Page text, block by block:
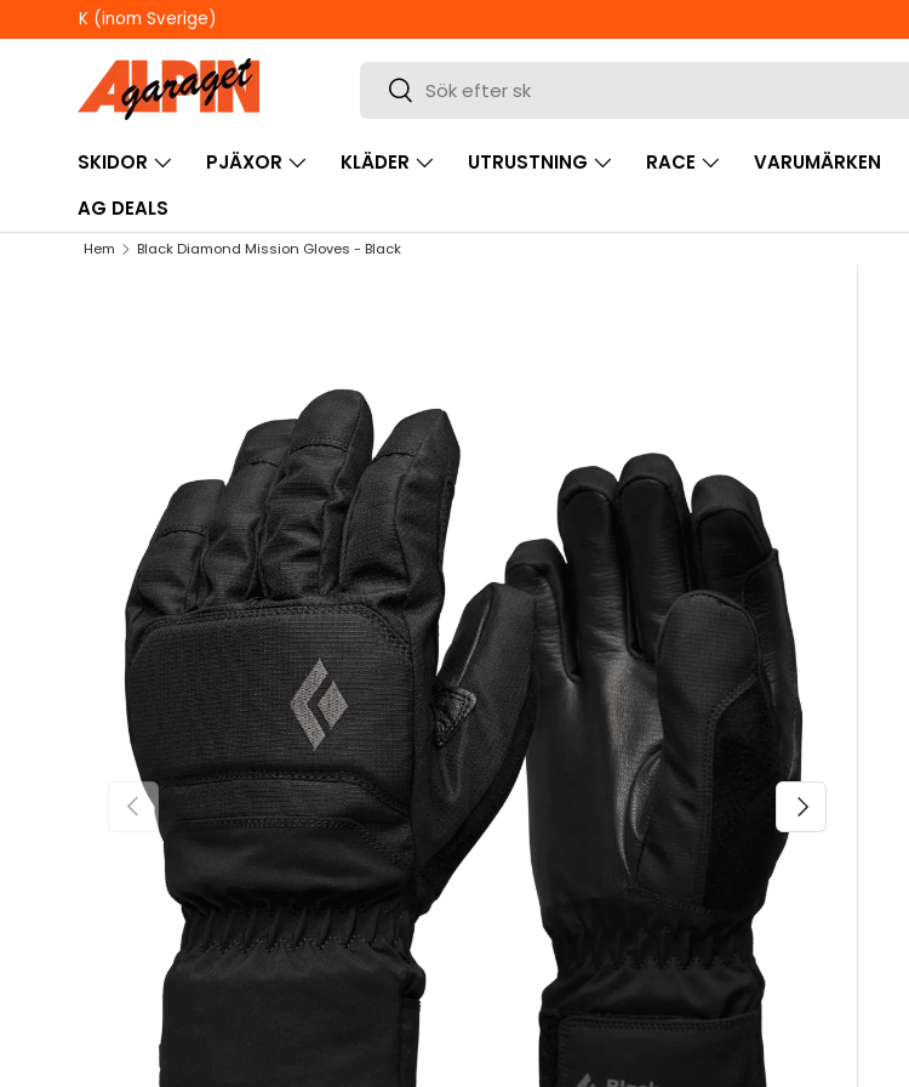
HOPPA TILL INNEHÅLL
ÖPPETTIDER I BUTIKEN
Sök
Sök
SKIDOR PJÄXOR KLÄDER UTRUSTNING RACE VARUMÄRKEN
AG DEALS
Hem Black Diamond Mission Gloves - Black
FÖREGÅENDE NÄSTA